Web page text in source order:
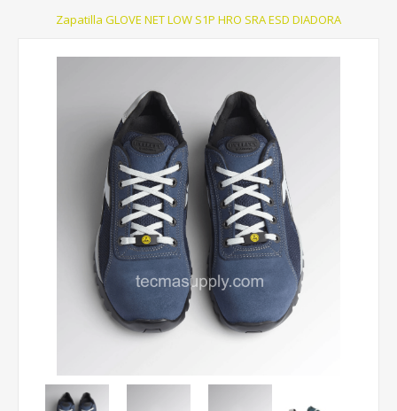
Zapatilla GLOVE NET LOW S1P HRO SRA ESD DIADORA